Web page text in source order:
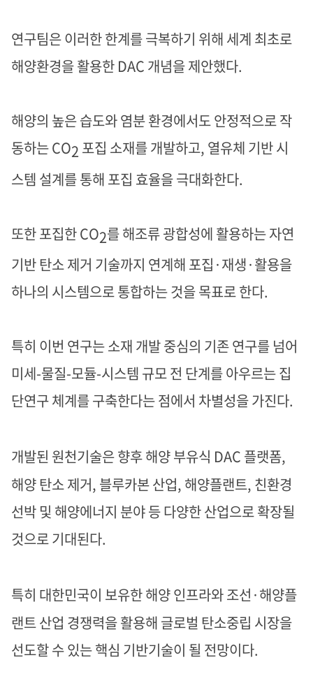
연구팀은 이러한 한계를 극복하기 위해 세계 최초로
해양환경을 활용한 DAC 개념을 제안했다.
해양의 높은 습도와 염분 환경에서도 안정적으로 작
동하는CO2 포집 소재를 개발하고, 열유체 기반 시
스템 설계를 통해 포집 효율을 극대화한다.
또한 포집한CO2를 해조류 광합성에 활용하는 자연
기반 탄소 제거 기술까지 연계해 포집·재생·활용을
하나의 시스템으로 통합하는 것을 목표로 한다.
특히 이번 연구는 소재 개발 중심의 기존 연구를 넘어
미세-물질-모듈-시스템 규모 전 단계를 아우르는 집
단연구 체계를 구축한다는 점에서 차별성을 가진다.
개발된 원천기술은 향후 해양 부유식 DAC 플랫폼,
해양 탄소 제거, 블루카본 산업, 해양플랜트, 친환경
선박 및 해양에너지 분야 등 다양한 산업으로 확장될
것으로 기대된다.
특히 대한민국이 보유한 해양 인프라와 조선 ·해양플
랜트 산업 경쟁력을 활용해 글로벌 탄소중립 시장을
선도할 수 있는 핵심 기반기술이 될 전망이다.